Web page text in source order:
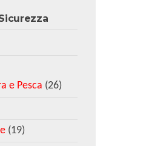
e Pesca (26)
(19)